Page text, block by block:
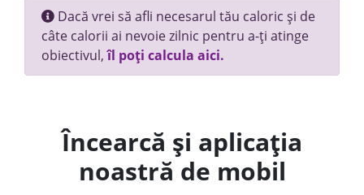
Dacă vrei să afli necesarul tău caloric și de
câte calorii ai nevoie zilnic pentru a-ți atinge
obiectivul,îl poți calcula aici.
Încearcă și aplicația
noastră de mobil